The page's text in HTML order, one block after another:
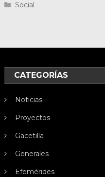
Social
CATEGORÍAS
Noticias
Proyectos
Gacetilla
Generales
Efemérides